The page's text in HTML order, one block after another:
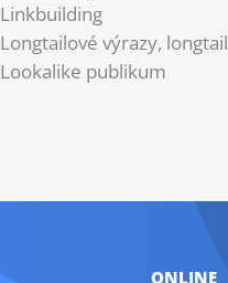
Linkbuilding
Longtailové výrazy, longtail
Lookalike publikum
ONLINE